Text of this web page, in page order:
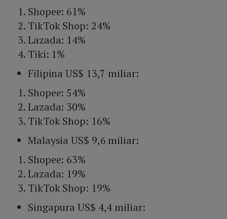
Shopee: 61%
TikTok Shop: 24%
Lazada: 14%
Tiki: 1%
Filipina US$ 13,7 miliar:
Shopee: 54%
Lazada: 30%
TikTok Shop: 16%
Malaysia US$ 9,6 miliar:
Shopee: 63%
Lazada: 19%
TikTok Shop: 19%
Singapura US$ 4,4 miliar: